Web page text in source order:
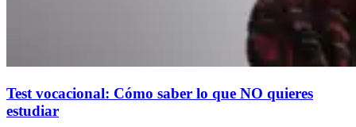
Test vocacional: Cómo saber lo que NO quieres
estudiar